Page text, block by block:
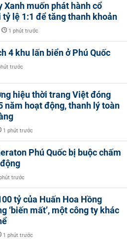
Xanh muốn phát hành cổ
tỷ lệ 1:1 để tăng thanh khoản
1 phút trước
4 khu lấn biển ở Phú Quốc
trước
hiệu thời trang Việt đóng
năm hoạt động, thanh lý toàn
1 phút trước
Phú Quốc bị buộc chấm
trước
tỷ của Huấn Hoa Hồng
‘biến mất’, một công ty khác
1 phút trước